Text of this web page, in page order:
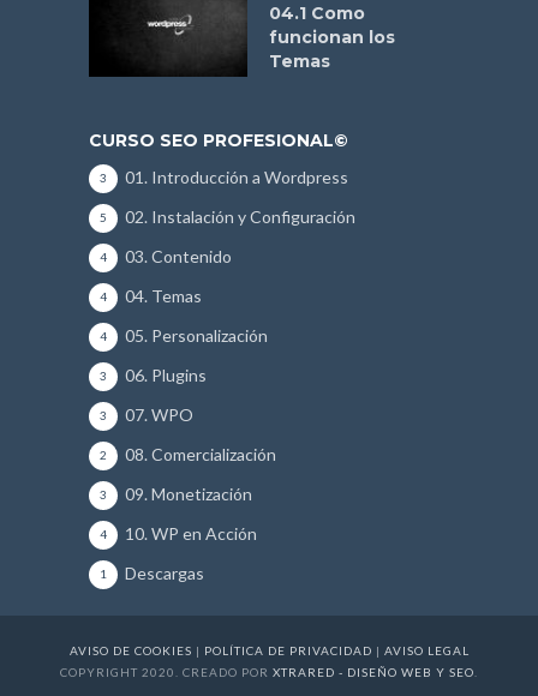
04.1 Como
funcionan los
Temas
CURSO SEO PROFESIONAL©
01. Introducción a Wordpress
3
02. Instalación y Configuración
5
03. Contenido
4
04. Temas
4
05. Personalización
4
06. Plugins
3
07. WPO
3
08. Comercialización
2
09. Monetización
3
10. WP en Acción
4
Descargas
1
AVISO DE COOKIES | POLÍTICA DE PRIVACIDAD | AVISO LEGAL
COPYRIGHT 2020. CREADO POR XTRARED - DISEÑO WEB Y SEO